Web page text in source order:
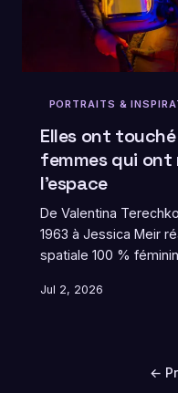
PORTRAITS &
Elles ont
femmes qui
l'espace
De Valentina
1963 à Jessica Meir
spatiale 100 %
dans leurs histoires
Jul 2, 2026
←